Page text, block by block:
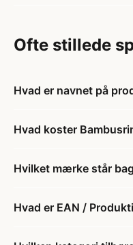
Ofte stillede
Hvad er navnet på
Hvad koster
Hvilket mærke står
Hvad er EAN /